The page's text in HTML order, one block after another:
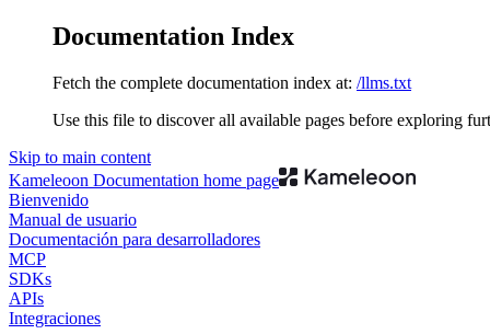
Documentation Index
Fetch the complete documentation index at: /llms.txt
Use this file to discover all available pages before exploring
Skip to main content
Kameleoon Documentation home page
Bienvenido
Manual de usuario
Documentación para desarrolladores
MCP
SDKs
APIs
Integraciones